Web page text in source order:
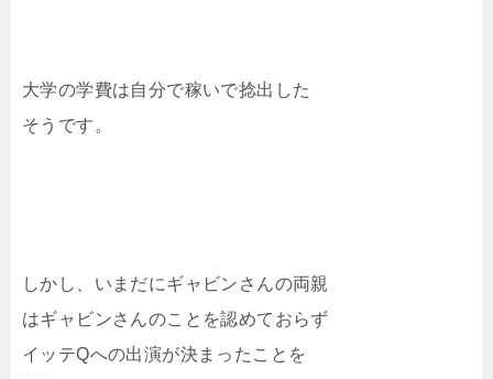
大学の学費は自分で稼いで捻出した
そうです。
しかし、いまだにギャビンさんの両親
はギャビンさんのことを認めておらず
イッテQへの出演が決まったことを